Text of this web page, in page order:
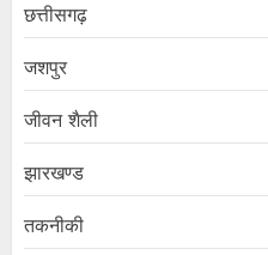
छत्तीसगढ़
जशपुर
जीवन शैली
झारखण्ड
तकनीकी